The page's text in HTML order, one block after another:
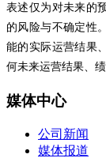
表述仅为对未来的
的风险与不确定性
能的实际运营结果
何未来运营结果、
媒体中心
公司新闻
媒体报道